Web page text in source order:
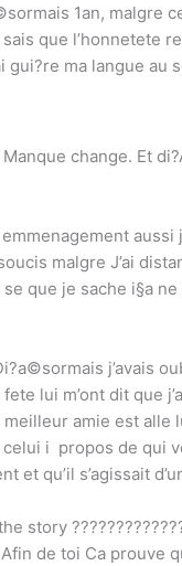
1an, malgre
que l’honnetete
gui?re ma langue au
change. Et
aussi
malgre J’ai
se que je sache i§a
j’avais
lui m’ont dit que
meilleur amie est alle
i propos de qui
qu’il s’agissait
story
de toi Ca prouve